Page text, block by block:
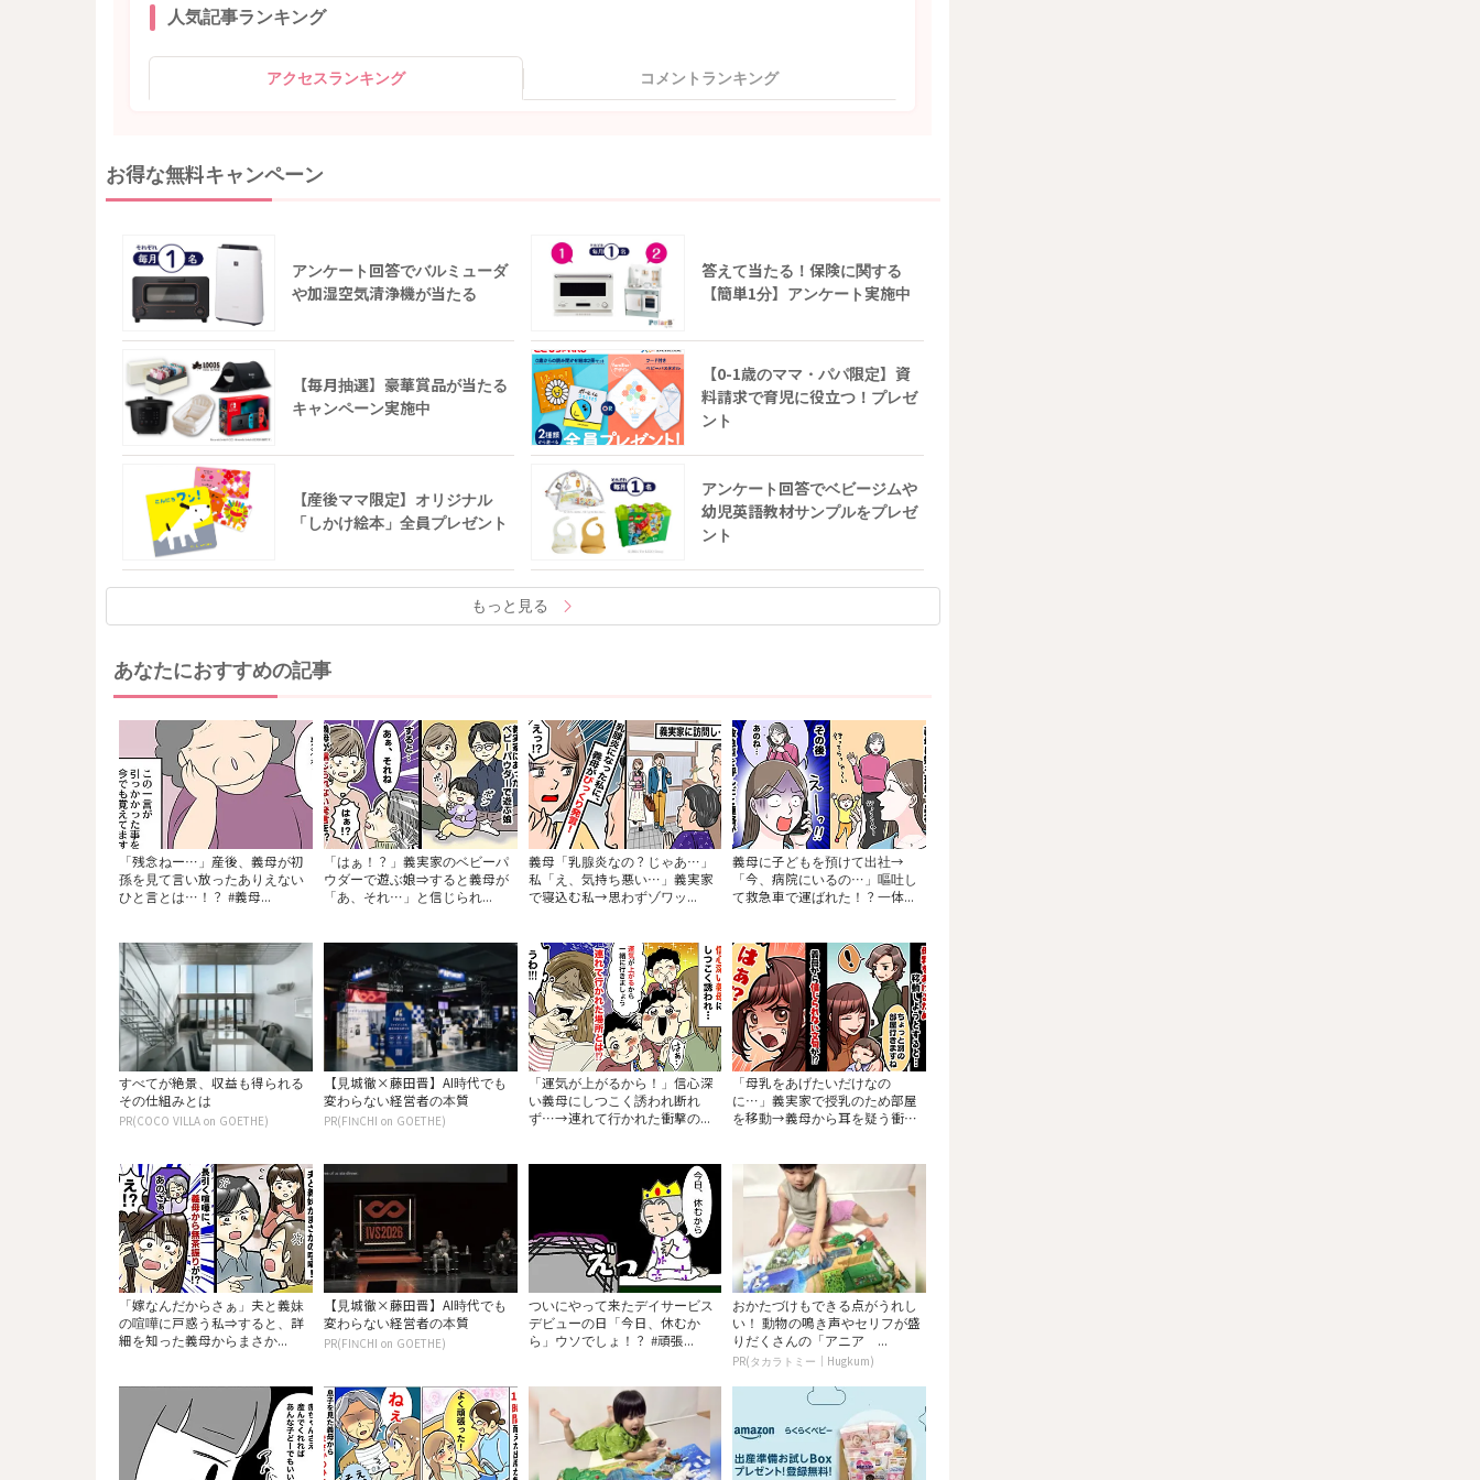
人気記事ランキング
アクセスランキング コメントランキング
お得な無料キャンペーン
アンケート回答でバルミューダ
や加湿空気清浄機が当たる
答えて当たる！保険に関する
【簡単1分】アンケート実施中
【毎月抽選】豪華賞品が当たる
キャンペーン実施中
【0-1歳のママ・パパ限定】資
料請求で育児に役立つ！プレゼ
ント
【産後ママ限定】オリジナル
「しかけ絵本」全員プレゼント
アンケート回答でベビージムや
幼児英語教材サンプルをプレゼ
ント
もっと見る
あなたにおすすめの記事
「残念ねー…」産後、義母が初
孫を見て言い放ったありえない
ひと言とは…！？ #義母...
「はぁ！？」義実家のベビーパ
ウダーで遊ぶ娘⇒すると義母が
「あ、それ…」と信じられ...
義母「乳腺炎なの？じゃあ…」
私「え、気持ち悪い…」義実家
で寝込む私→思わずゾワッ...
義母に子どもを預けて出社→
「今、病院にいるの…」嘔吐し
て救急車で運ばれた！？一体...
すべてが絶景、収益も得られる
その仕組みとは
PR(COCO VILLA on GOETHE)
【見城徹×藤田晋】AI時代でも
変わらない経営者の本質
PR(FINCHI on GOETHE)
「運気が上がるから！」信心深
い義母にしつこく誘われ断れ
ず…→連れて行かれた衝撃の...
「母乳をあげたいだけなの
に…」義実家で授乳のため部屋
を移動→義母から耳を疑う衝
「嫁なんだからさぁ」夫と義妹
の喧嘩に戸惑う私⇒すると、詳
細を知った義母からまさか...
【見城徹×藤田晋】AI時代でも
変わらない経営者の本質
PR(FINCHI on GOETHE)
ついにやって来たデイサービス
デビューの日「今日、休むか
ら」ウソでしょ！？ #頑張...
おかたづけもできる点がうれし
い！ 動物の鳴き声やセリフが盛
りだくさんの「アニア ...
PR(タカラトミー｜Hugkum)